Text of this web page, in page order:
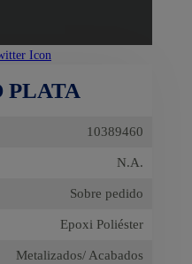
PLATA
10389460
N.A.
Sobre pedido
Epoxi Poliéster
Metalizados/ Acabados